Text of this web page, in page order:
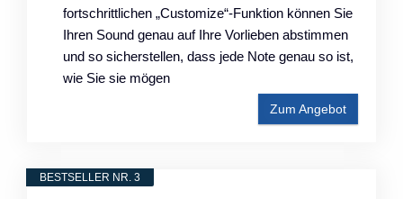
fortschrittlichen „Customize“-Funktion können Sie
Ihren Sound genau auf Ihre Vorlieben abstimmen
und so sicherstellen, dass jede Note genau so ist,
wie Sie sie mögen
Zum Angebot
BESTSELLER NR. 3